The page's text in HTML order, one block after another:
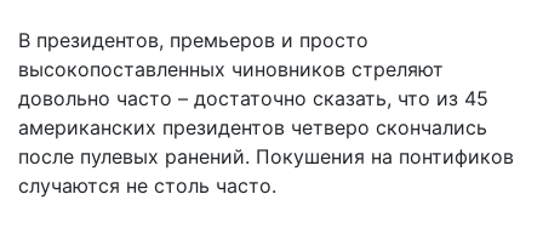
В президентов, премьеров и просто
высокопоставленных чиновников стреляют
довольно часто – достаточно сказать, что из 45
американских президентов четверо скончались
после пулевых ранений. Покушения на понтификов
случаются не столь часто.